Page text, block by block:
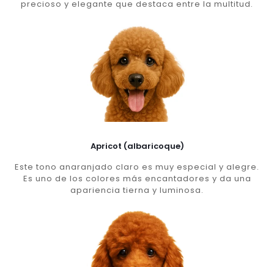
precioso y elegante que destaca entre la multitud.
Apricot (albaricoque)
Este tono anaranjado claro es muy especial y alegre.
Es uno de los colores más encantadores y da una
apariencia tierna y luminosa.